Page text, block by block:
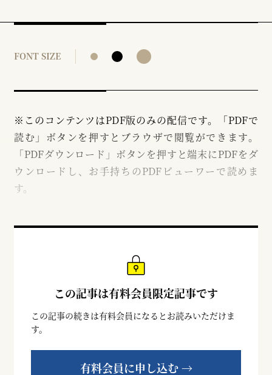
FONT SIZE
※このコンテンツはPDF版のみの配信です。「PDFで
読む」ボタンを押すとブラウザで閲覧ができます。
「PDFダウンロード」ボタンを押すと端末にPDFをダ
ウンロードし、お手持ちのPDFビューワーで読めま
す。
この記事は有料会員限定記事です
この記事の続きは有料会員になるとお読みいただけま
す。
有料会員に申し込む →